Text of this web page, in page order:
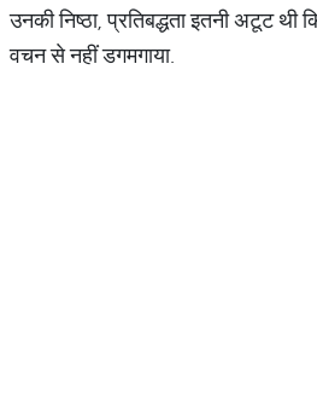
उनकी निष्ठा, प्रतिबद्धता इतनी अटूट
वचन से नहीं डगमगाया.